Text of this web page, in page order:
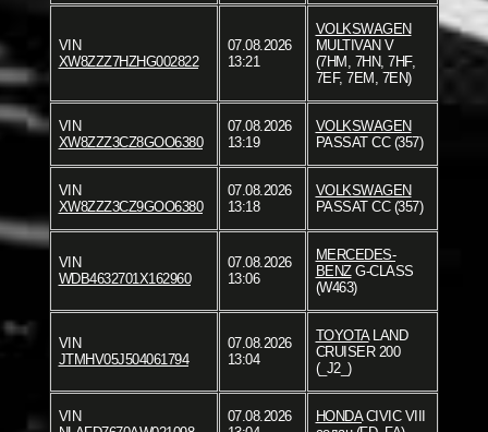
VIN
XW8ZZZ7HZHG002822
07.08.2026
13:21
VOLKSWAGEN
MULTIVAN V
(7HM, 7HN, 7HF,
7EF, 7EM, 7EN)
VIN
XW8ZZZ3CZ8GOO6380
07.08.2026
13:19
VOLKSWAGEN
PASSAT CC (357)
VIN
XW8ZZZ3CZ9GOO6380
07.08.2026
13:18
VOLKSWAGEN
PASSAT CC (357)
VIN
WDB4632701X162960
07.08.2026
13:06
MERCEDES-
BENZG-CLASS
(W463)
VIN
JTMHV05J504061794
07.08.2026
13:04
TOYOTALAND
CRUISER 200
(_J2_)
VIN
07.08.2026
HONDACIVIC VIII